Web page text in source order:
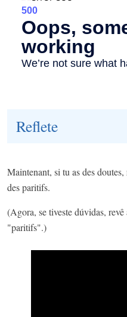
Reflete
Maintenant, si tu as des
des paritifs.
(Agora, se tiveste dúvidas,
"paritifs".)